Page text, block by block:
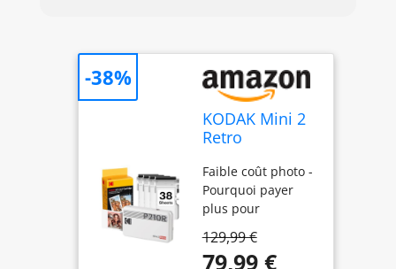
L'application AR -
Téléchargez
l'application
KODAK pour
imprimante photo
n'importe où et
n'importe quand.
Vous pouvez
fonctions
amusantes de la
KODAK Mini 2
Retro
Photo Portable
5x7,6cm, 38
Feuilles, Blanc
Faible coût photo -
Pourquoi payer
plus pour
Notre imprimante
photo rétro KODAK
129,99 €
79,99 €
-38%